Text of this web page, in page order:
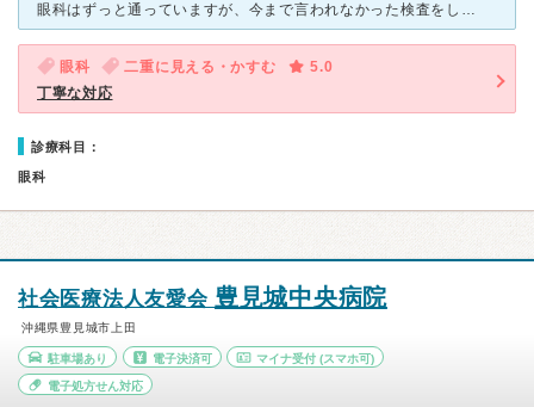
眼科はずっと通っていますが、今まで言われなかった検査をしておいた方がいいよ〜ということで、しっかり検査してくれたので安心しました。 先生も看護師さんも親切で丁寧な対応でした。 病院内はオシャレなカ
眼科 二重に見える・かすむ
5.0
丁寧な対応
診療科目：
眼科
社会医療法人友愛会 豊見城中央病院
沖縄県豊見城市上田
駐車場あり 電子決済可 マイナ受付 (スマホ可)
電子処方せん対応